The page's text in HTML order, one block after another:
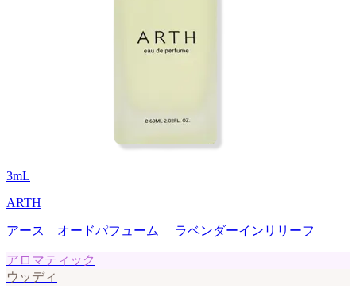
3mL
ARTH
アース オードパフューム ラベンダーインリリーフ
アロマティック
ウッディ